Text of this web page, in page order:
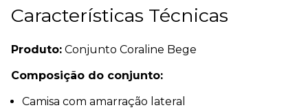
Características Técnicas
Produto: Conjunto Coraline Bege
Composição do conjunto:
Camisa com amarração lateral